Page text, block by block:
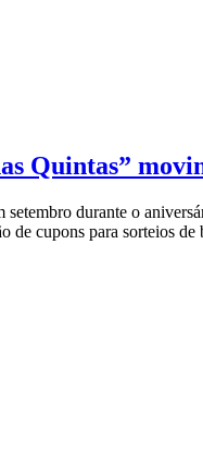
Quintas”
durante o
de cupons para sorteios